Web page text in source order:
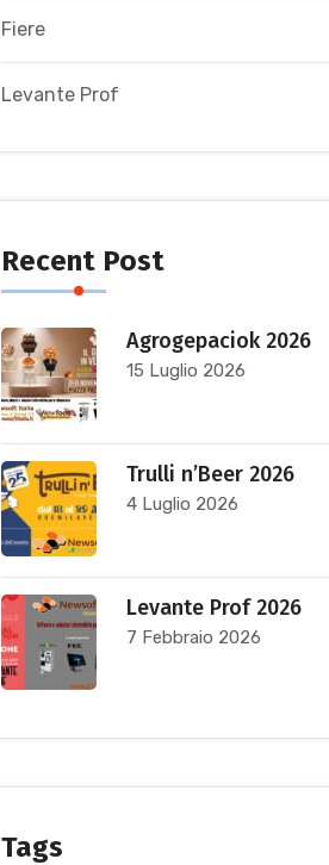
Fiere
Levante Prof
Recent Post
Agrogepaciok 2026
15 Luglio 2026
Trulli n’Beer 2026
4 Luglio 2026
Levante Prof 2026
7 Febbraio 2026
Tags